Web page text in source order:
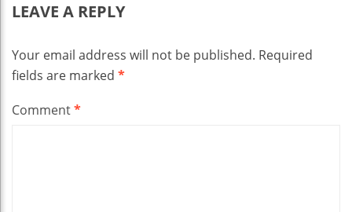
LEAVE A REPLY
Your email address will not be published. Required
fields are marked *
Comment*